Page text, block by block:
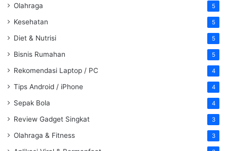
Olahraga 5
Kesehatan 5
Diet & Nutrisi 5
Bisnis Rumahan 5
Rekomendasi Laptop / PC 4
Tips Android / iPhone 4
Sepak Bola 4
Review Gadget Singkat 3
Olahraga & Fitness 3